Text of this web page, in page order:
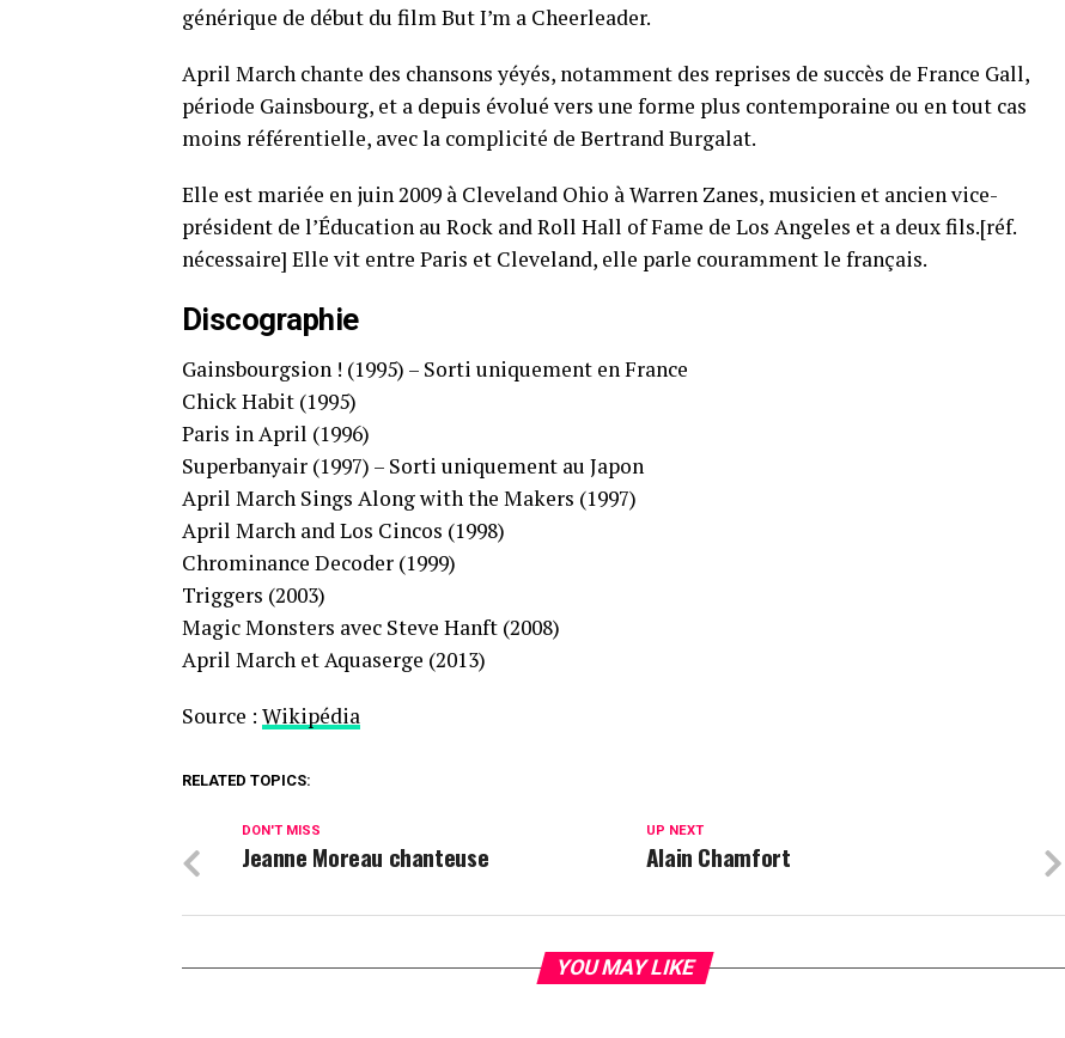
générique de début du film But I’m a Cheerleader.
April March chante des chansons yéyés, notamment des reprises de succès de France Gall,
période Gainsbourg, et a depuis évolué vers une forme plus contemporaine ou en tout cas
moins référentielle, avec la complicité de Bertrand Burgalat.
Elle est mariée en juin 2009 à Cleveland Ohio à Warren Zanes, musicien et ancien vice-
président de l’Éducation au Rock and Roll Hall of Fame de Los Angeles et a deux fils.[réf.
nécessaire] Elle vit entre Paris et Cleveland, elle parle couramment le français.
Discographie
Gainsbourgsion ! (1995) – Sorti uniquement en France
Chick Habit (1995)
Paris in April (1996)
Superbanyair (1997) – Sorti uniquement au Japon
April March Sings Along with the Makers (1997)
April March and Los Cincos (1998)
Chrominance Decoder (1999)
Triggers (2003)
Magic Monsters avec Steve Hanft (2008)
April March et Aquaserge (2013)
Source : Wikipédia
RELATED TOPICS:
UP NEXT
Alain Chamfort
DON'T MISS
Jeanne Moreau chanteuse
YOU MAY LIKE